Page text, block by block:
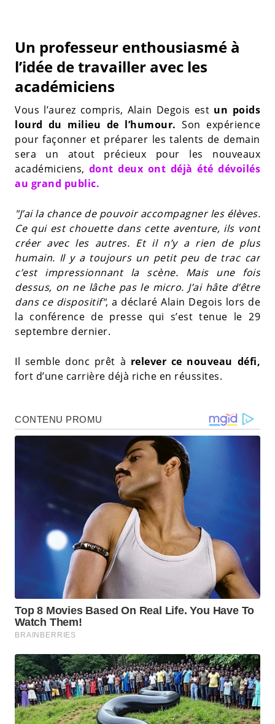
Un professeur enthousiasmé à
l’idée de travailler avec les
académiciens
Vous l’aurez compris, Alain Degois est un poids
lourd du milieu de l’humour. Son expérience
pour façonner et préparer les talents de demain
sera un atout précieux pour les nouveaux
académiciens, dont deux ont déjà été dévoilés
au grand public.
"J’ai la chance de pouvoir accompagner les élèves.
Ce qui est chouette dans cette aventure, ils vont
créer avec les autres. Et il n’y a rien de plus
humain. Il y a toujours un petit peu de trac car
c’est impressionnant la scène. Mais une fois
dessus, on ne lâche pas le micro. J’ai hâte d’être
dans ce dispositif", a déclaré Alain Degois lors de
la conférence de presse qui s’est tenue le 29
septembre dernier.
Il semble donc prêt à relever ce nouveau défi,
fort d’une carrière déjà riche en réussites.